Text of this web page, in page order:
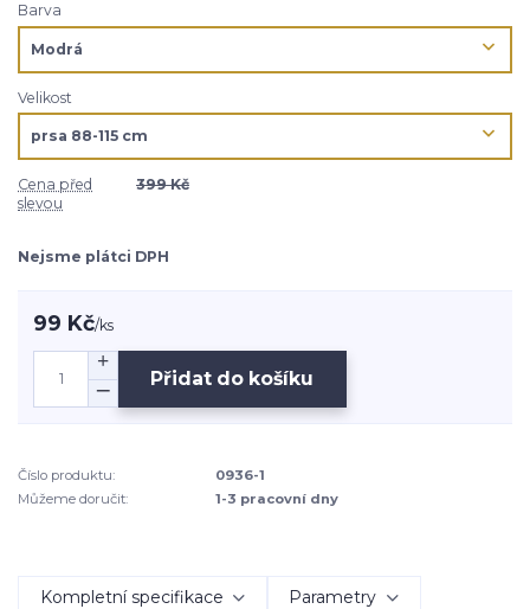
Barva
Velikost
Cena před
slevou
399 Kč
Nejsme plátci DPH
99 Kč/ks
Přidat do košíku
Číslo produktu:
0936-1
Můžeme doručit:
1-3 pracovní dny
Kompletní specifikace Parametry